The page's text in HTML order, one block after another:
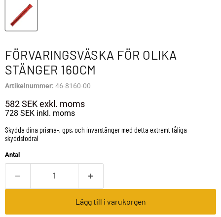
FÖRVARINGSVÄSKA FÖR OLIKA
STÄNGER 160CM
Artikelnummer: 46-8160-00
582 SEKexkl. moms
728 SEK inkl. moms
Skydda dina prisma-, gps, och invarstänger med detta extremt tåliga
skyddsfodral
Antal
Lägg till i varukorgen